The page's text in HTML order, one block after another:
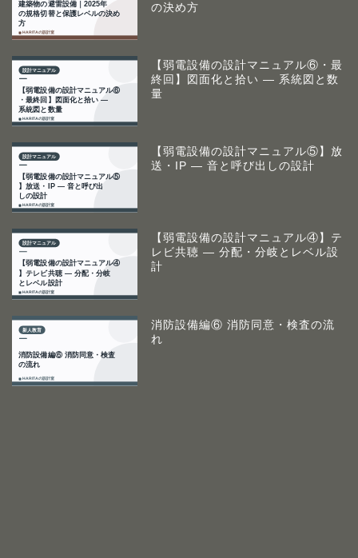
の決め方
【弱電設備の設計マニュアル⑥・最
終回】図面化と拾い ― 系統図と数
量
【弱電設備の設計マニュアル⑤】放
送・IP ― 音と呼び出しの設計
【弱電設備の設計マニュアル④】テ
レビ共聴 ― 分配・分岐とレベル設
計
消防設備編⑥ 消防同意・検査の流
れ